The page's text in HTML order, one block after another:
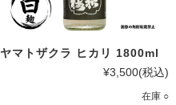
ヤマトザクラ ヒカリ 1800ml
¥3,500(税込)
在庫 ○